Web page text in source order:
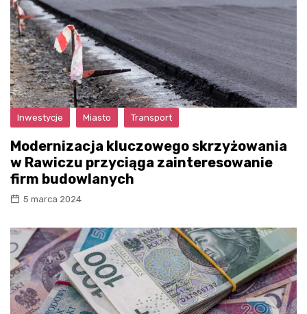
Inwestycje Miasto Transport
Modernizacja kluczowego skrzyżowania
w Rawiczu przyciąga zainteresowanie
firm budowlanych
5 marca 2024